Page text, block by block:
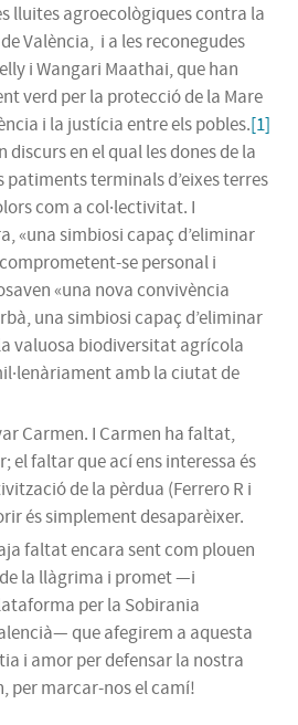
lluites agroecològiques contra la
València, i a les reconegudes
i Wangari Maathai, que han
verd per la protecció de la Mare
i la justícia entre els pobles.[1]
discurs en el qual les dones de la
terminals d’eixes terres
com a col·lectivitat. I
«una simbiosi capaç d’eliminar
se personal i
«una nova convivència
una simbiosi capaç d’eliminar
valuosa biodiversitat agrícola
amb la ciutat de
Carmen. I Carmen ha faltat,
el faltar que ací ens interessa és
de la pèrdua (Ferrero R i
és simplement desaparèixer.
faltat encara sent com plouen
la llàgrima i promet —i
per la Sobirania
que afegirem a aquesta
i amor per defensar la nostra
per marcar-nos el camí!